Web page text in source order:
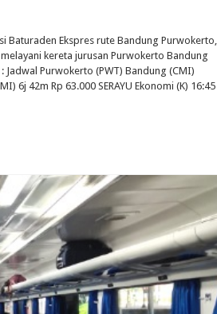
Baturaden Ekspres rute Bandung Purwokerto,
kereta jurusan Purwokerto Bandung
Purwokerto (PWT) Bandung (CMI)
6j 42m Rp 63.000 SERAYU Ekonomi (K) 16:45